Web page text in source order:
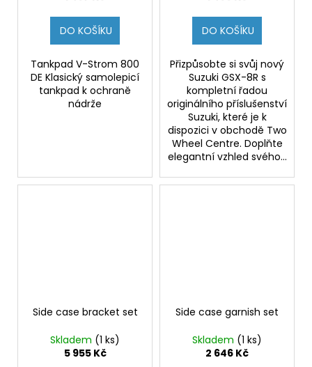
DO KOŠÍKU
Tankpad V-Strom 800
DE Klasický samolepicí
tankpad k ochraně
nádrže
DO KOŠÍKU
Přizpůsobte si svůj nový
Suzuki GSX-8R s
kompletní řadou
originálního příslušenství
Suzuki, které je k
dispozici v obchodě Two
Wheel Centre. Doplňte
elegantní vzhled svého...
Side case bracket set
Skladem (1 ks)
5 955 Kč
Side case garnish set
Skladem (1 ks)
2 646 Kč